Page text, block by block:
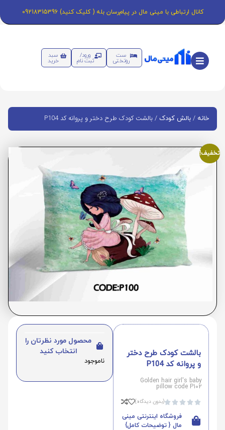
کانال ارتباطی با مینی مال در پیام‌رسان بله ( کلیک کنید) 09218315396
ست
روتختی
ورود/
ثبت نام
سبد
خرید
خانه / بالش کودک / بالشت کودک طرح دختر و پروانه کد P104
تخفیف!
بالشت کودک طرح دختر
و پروانه کد P104
Golden hair girl's baby
pillow code P102




(بدون دیدگاه)
فروشگاه اینترنتی مینی
مال { توضیحات کامل}
محصول مورد نظرتان را
انتخاب کنید
ناموجود